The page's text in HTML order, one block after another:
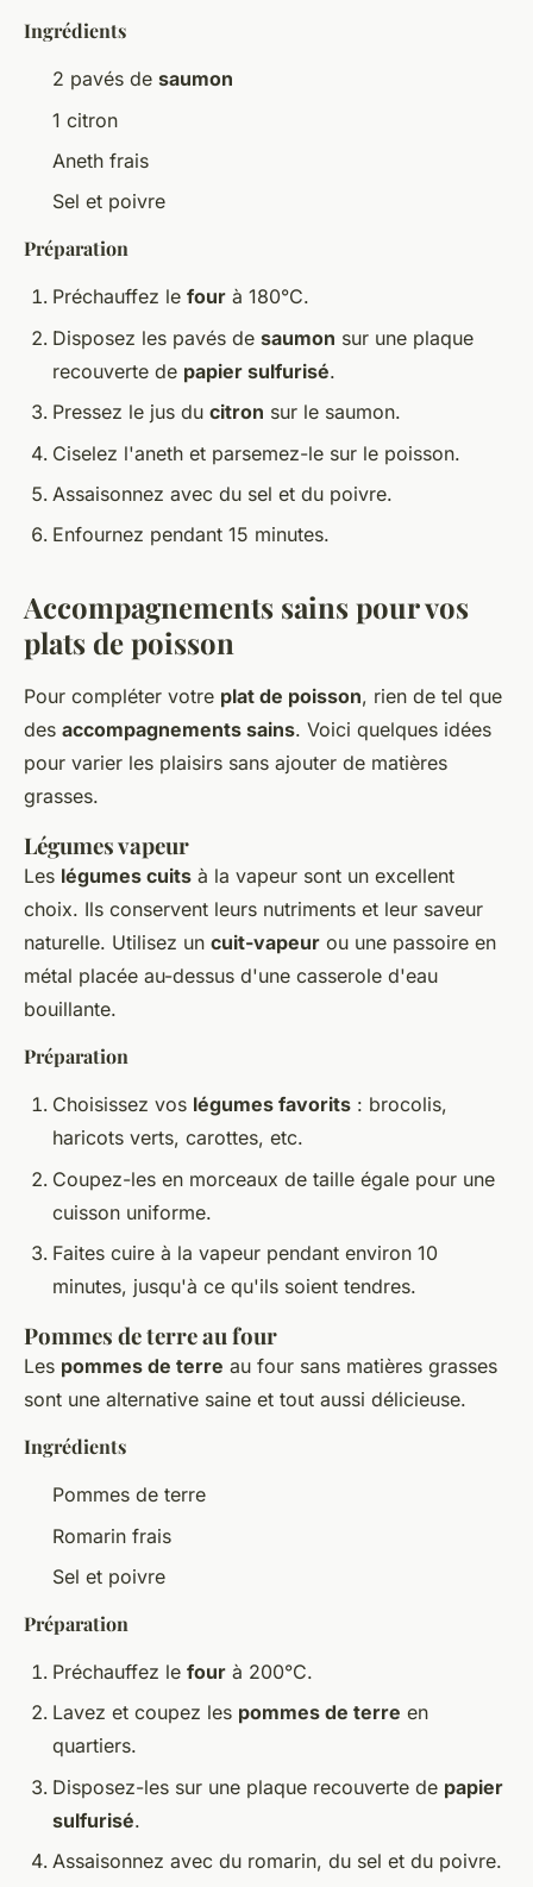
Ingrédients
2 pavés de saumon
1 citron
Aneth frais
Sel et poivre
Préparation
Préchauffez le four à 180°C.
Disposez les pavés de saumon sur une plaque
recouverte de papier sulfurisé.
Pressez le jus du citron sur le saumon.
Ciselez l'aneth et parsemez-le sur le poisson.
Assaisonnez avec du sel et du poivre.
Enfournez pendant 15 minutes.
Accompagnements sains pour vos
plats de poisson
Pour compléter votre plat de poisson, rien de tel que
des accompagnements sains. Voici quelques idées
pour varier les plaisirs sans ajouter de matières
grasses.
Légumes vapeur
Les légumes cuits à la vapeur sont un excellent
choix. Ils conservent leurs nutriments et leur saveur
naturelle. Utilisez un cuit-vapeur ou une passoire en
métal placée au-dessus d'une casserole d'eau
bouillante.
Préparation
Choisissez vos légumes favorits : brocolis,
haricots verts, carottes, etc.
Coupez-les en morceaux de taille égale pour une
cuisson uniforme.
Faites cuire à la vapeur pendant environ 10
minutes, jusqu'à ce qu'ils soient tendres.
Pommes de terre au four
Les pommes de terre au four sans matières grasses
sont une alternative saine et tout aussi délicieuse.
Ingrédients
Pommes de terre
Romarin frais
Sel et poivre
Préparation
Préchauffez le four à 200°C.
Lavez et coupez les pommes de terre en
quartiers.
Disposez-les sur une plaque recouverte de papier
sulfurisé.
Assaisonnez avec du romarin, du sel et du poivre.